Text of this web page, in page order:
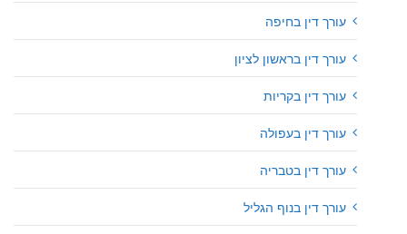
עורך דין בחיפה
עורך דין בראשון לציון
עורך דין בקריות
עורך דין בעפולה
עורך דין בטבריה
עורך דין בנוף הגליל